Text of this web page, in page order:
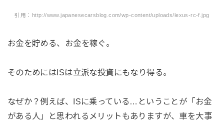
引用：http://www.japanesecarsblog.com/wp-content/uploads/lexus-rc-f.jpg
お金を貯める、お金を稼ぐ。
そのためにはISは立派な投資にもなり得る。
なぜか？例えば、ISに乗っている…ということが「お金
がある人」と思われるメリットもありますが、車を大事